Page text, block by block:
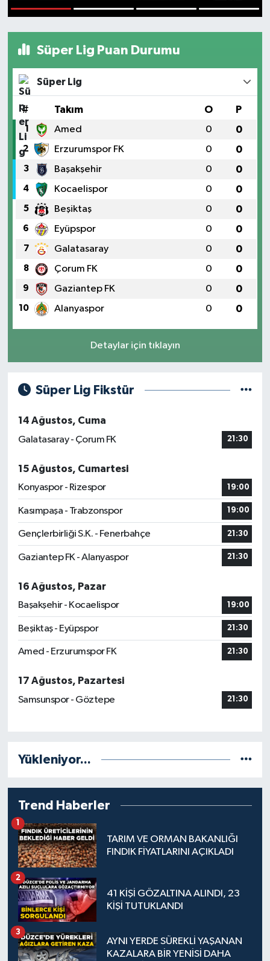
Süper Lig Puan Durumu
Süper Lig
# Takım O P
1 Amed 0 0
2 Erzurumspor FK 0 0
3 Başakşehir 0 0
4 Kocaelispor 0 0
5 Beşiktaş 0 0
6 Eyüpspor 0 0
7 Galatasaray 0 0
8 Çorum FK 0 0
9 Gaziantep FK 0 0
10 Alanyaspor 0 0
Detaylar için tıklayın
Süper Lig Fikstür
14 Ağustos, Cuma
Galatasaray - Çorum FK
21:30
15 Ağustos, Cumartesi
Konyaspor - Rizespor
19:00
Kasımpaşa - Trabzonspor 19:00
Gençlerbirliği S.K. - Fenerbahçe 21:30
Gaziantep FK - Alanyaspor 21:30
16 Ağustos, Pazar
Başakşehir - Kocaelispor
19:00
Beşiktaş - Eyüpspor 21:30
Amed - Erzurumspor FK 21:30
17 Ağustos, Pazartesi
Samsunspor - Göztepe
21:30
Yükleniyor...
Trend Haberler
TARIM VE ORMAN BAKANLIĞI
FINDIK FİYATLARINI AÇIKLADI
1
41 KİŞİ GÖZALTINA ALINDI, 23
KİŞİ TUTUKLANDI
2
AYNI YERDE SÜREKLİ YAŞANAN
KAZALARA BİR YENİSİ DAHA
3